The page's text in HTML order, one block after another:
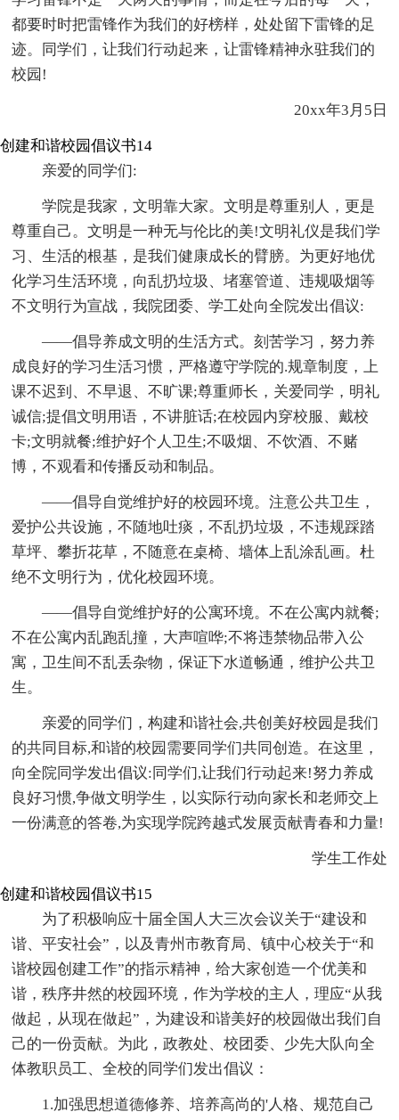
都要时时把雷锋作为我们的好榜样，处处留下雷锋的足
迹。同学们，让我们行动起来，让雷锋精神永驻我们的
校园!
20xx年3月5日
创建和谐校园倡议书14
亲爱的同学们:
学院是我家，文明靠大家。文明是尊重别人，更是
尊重自己。文明是一种无与伦比的美!文明礼仪是我们学
习、生活的根基，是我们健康成长的臂膀。为更好地优
化学习生活环境，向乱扔垃圾、堵塞管道、违规吸烟等
不文明行为宣战，我院团委、学工处向全院发出倡议:
——倡导养成文明的生活方式。刻苦学习，努力养
成良好的学习生活习惯，严格遵守学院的.规章制度，上
课不迟到、不早退、不旷课;尊重师长，关爱同学，明礼
诚信;提倡文明用语，不讲脏话;在校园内穿校服、戴校
卡;文明就餐;维护好个人卫生;不吸烟、不饮酒、不赌
博，不观看和传播反动和制品。
——倡导自觉维护好的校园环境。注意公共卫生，
爱护公共设施，不随地吐痰，不乱扔垃圾，不违规踩踏
草坪、攀折花草，不随意在桌椅、墙体上乱涂乱画。杜
绝不文明行为，优化校园环境。
——倡导自觉维护好的公寓环境。不在公寓内就餐;
不在公寓内乱跑乱撞，大声喧哗;不将违禁物品带入公
寓，卫生间不乱丢杂物，保证下水道畅通，维护公共卫
生。
亲爱的同学们，构建和谐社会,共创美好校园是我们
的共同目标,和谐的校园需要同学们共同创造。在这里，
向全院同学发出倡议:同学们,让我们行动起来!努力养成
良好习惯,争做文明学生，以实际行动向家长和老师交上
一份满意的答卷,为实现学院跨越式发展贡献青春和力量!
学生工作处
创建和谐校园倡议书15
为了积极响应十届全国人大三次会议关于“建设和
谐、平安社会”，以及青州市教育局、镇中心校关于“和
谐校园创建工作”的指示精神，给大家创造一个优美和
谐，秩序井然的校园环境，作为学校的主人，理应“从我
做起，从现在做起”，为建设和谐美好的校园做出我们自
己的一份贡献。为此，政教处、校团委、少先大队向全
体教职员工、全校的同学们发出倡议：
1.加强思想道德修养、培养高尚的'人格、规范自己